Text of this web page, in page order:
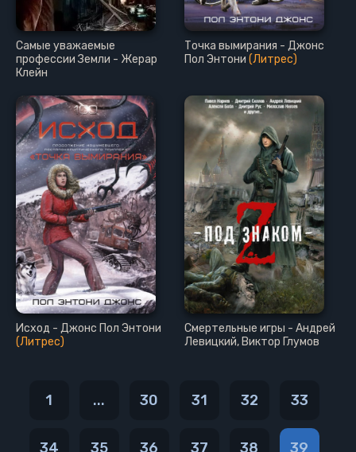
Самые уважаемые
профессии Земли - Жерар
Клейн
Точка вымирания - Джонс
Пол Энтони (Литрес)
Исход - Джонс Пол Энтони
(Литрес)
Смертельные игры - Андрей
Левицкий, Виктор Глумов
1 ... 30 31 32 33
34 35 36 37 38 39